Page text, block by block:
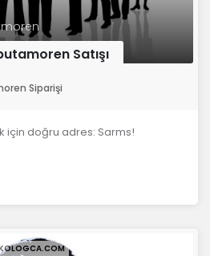
Satışı
Siparişi
için doğru adres: Sarms!